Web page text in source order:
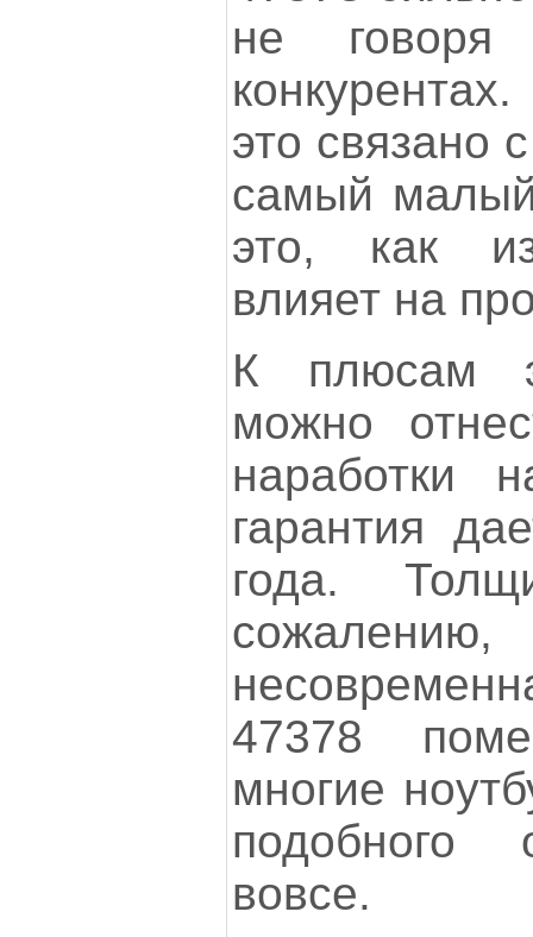
не
это связано
самый
это, как
влияет на
К плюсам
можно
наработки
гарантия
года.
47378
многие
подобного
вовсе.